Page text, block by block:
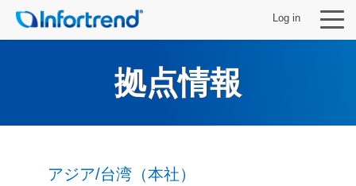
Log in
拠点情報
アジア/台湾（本社）
ソリューション